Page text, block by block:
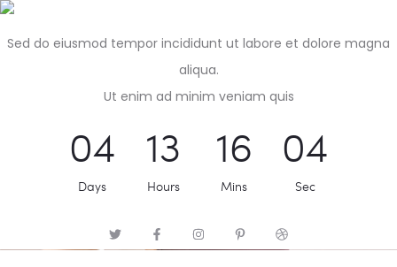
Sed do eiusmod tempor incididunt ut labore et dolore magna
aliqua.
Ut enim ad minim veniam quis
04
Days
13
Hours
16
Mins
04
Sec